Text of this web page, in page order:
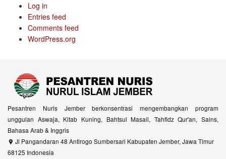
Log in
Entries feed
Comments feed
WordPress.org
Pesantren Nuris Jember berkonsentrasi mengembangkan program
unggulan Aswaja, Kitab Kuning, Bahtsul Masail, Tahfidz Qur'an, Sains,
Bahasa Arab & Inggris
Jl Pangandaran 48 Antirogo Sumbersari Kabupaten Jember, Jawa Timur
68125 Indonesia